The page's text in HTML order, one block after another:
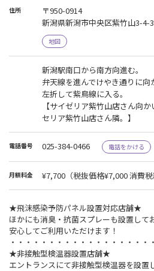
住所
〒950-0914
新潟県新潟市中央区紫竹山3-4-
地図
新潟駅南口から南方向進む。
弁天線を進んでけやき通りに向
左折して紫鳥線に入る。
【サイゼリア紫竹山店さん向か
セリア紫竹山店さん隣。】
電話番号 025-384-0466 電話をかける
月額料金 ¥7,700 （税抜価格¥7,000 消費税
★飛沫感染予防パネル設置対応店舗★
ほかにも消臭・抗菌スプレーも設置して
安心してご利用いただけます！
・・・・・・・・・・・・・・・・・・
★非接触型検温器設置店舗★
エントランスにて非接触型検温器を設置